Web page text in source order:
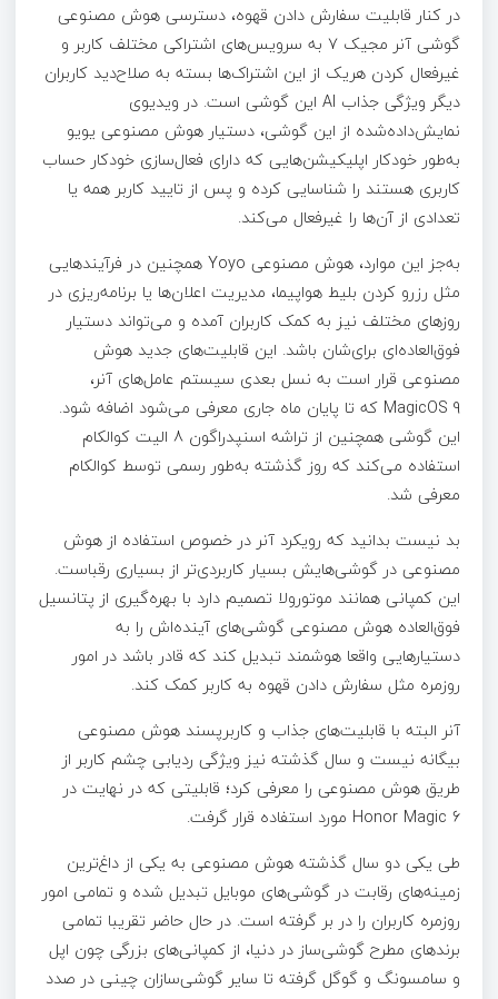
در کنار قابلیت سفارش دادن قهوه، دسترسی هوش مصنوعی
گوشی آنر مجیک 7 به سرویس‌های اشتراکی مختلف کاربر و
غیرفعال کردن هریک از این اشتراک‌ها بسته به صلاح‌دید کاربران
دیگر ویژگی جذاب AI این گوشی است. در ویدیوی
نمایش‌داده‌شده از این گوشی، دستیار هوش مصنوعی یویو
به‌طور خودکار اپلیکیشن‌هایی که دارای فعال‌سازی خودکار حساب
کاربری هستند را شناسایی کرده و پس از تایید کاربر همه یا
تعدادی از آن‌ها را غیرفعال می‌کند.
به‌جز این موارد، هوش مصنوعی Yoyo همچنین در فرآیندهایی
مثل رزرو کردن بلیط هواپیما، مدیریت اعلان‌ها یا برنامه‌ریزی در
روزهای مختلف نیز به کمک کاربران آمده و می‌تواند دستیار
فوق‌العاده‌ای برای‌شان باشد. این قابلیت‌های جدید هوش
مصنوعی قرار است به نسل بعدی سیستم عامل‌های آنر،
MagicOS 9 که تا پایان ماه جاری معرفی می‌شود اضافه شود.
این گوشی همچنین از تراشه اسنپدراگون 8 الیت کوالکام
استفاده می‌کند که روز گذشته به‌طور رسمی توسط کوالکام
معرفی شد.
بد نیست بدانید که رویکرد آنر در خصوص استفاده از هوش
مصنوعی در گوشی‌هایش بسیار کاربردی‌تر از بسیاری رقباست.
این کمپانی همانند موتورولا تصمیم دارد با بهره‌گیری از پتانسیل
فوق‌العاده هوش مصنوعی گوشی‌های آینده‌اش را به
دستیارهایی واقعا هوشمند تبدیل کند که قادر باشد در امور
روزمره مثل سفارش دادن قهوه به کاربر کمک کند.
آنر البته با قابلیت‌های جذاب و کاربرپسند هوش مصنوعی
بیگانه نیست و سال گذشته نیز ویژگی ردیابی چشم کاربر از
طریق هوش مصنوعی را معرفی کرد؛ قابلیتی که در نهایت در
Honor Magic 6 مورد استفاده قرار گرفت.
طی یکی دو سال گذشته هوش مصنوعی به یکی از داغ‌ترین
زمینه‌های رقابت در گوشی‌های موبایل تبدیل شده و تمامی امور
روزمره کاربران را در بر گرفته است.‌ در حال حاضر تقریبا تمامی
برندهای مطرح گوشی‌ساز در دنیا، از کمپانی‌های بزرگی چون اپل
و سامسونگ و گوگل گرفته تا سایر گوشی‌سازان چینی در صدد